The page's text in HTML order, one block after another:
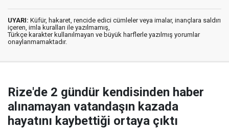
UYARI: Küfür, hakaret, rencide edici cümleler veya imalar, inançlara saldırı
içeren, imla kuralları ile yazılmamış,
Türkçe karakter kullanılmayan ve büyük harflerle yazılmış yorumlar
onaylanmamaktadır.
Rize'de 2 gündür kendisinden haber
alınamayan vatandaşın kazada
hayatını kaybettiği ortaya çıktı